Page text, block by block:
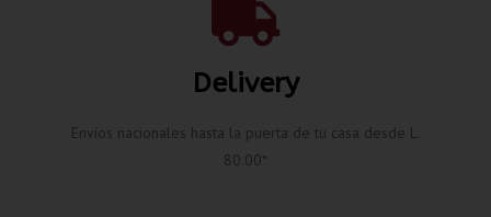
Delivery
Envíos nacionales hasta la puerta de tu casa desde L.
80.00*